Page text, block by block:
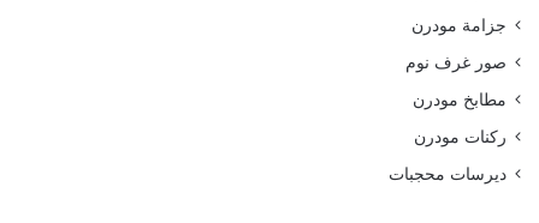
جزامة مودرن
صور غرف نوم
مطابخ مودرن
ركنات مودرن
ديرسات محجبات